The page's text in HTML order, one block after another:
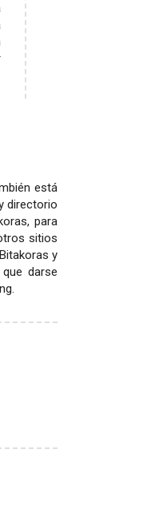
está
directorio
para
sitios
y
darse